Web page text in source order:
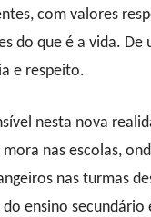
com valores
do que é a vida. De
e respeito.
nesta nova
nas escolas,
nas turmas
ensino secundário